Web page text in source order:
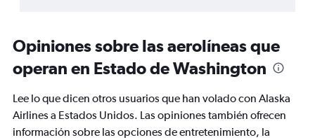
categories.
The
chart
has
Y
axis
displaying
Opiniones sobre las aerolíneas que
operan en Estado de Washington
Lee lo que dicen otros usuarios que han volado con Alaska
Airlines a Estados Unidos. Las opiniones también ofrecen
información sobre las opciones de entretenimiento, la